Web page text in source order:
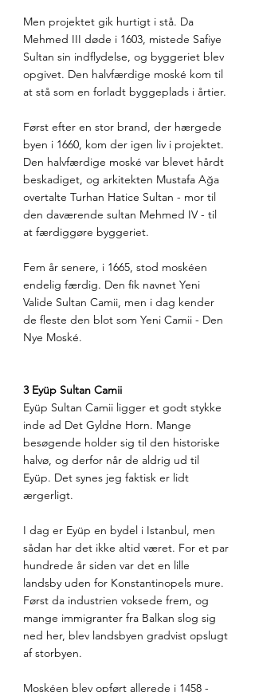
Men projektet gik hurtigt i stå. Da
Mehmed III døde i 1603, mistede Safiye
Sultan sin indflydelse, og byggeriet blev
opgivet. Den halvfærdige moské kom til
at stå som en forladt byggeplads i årtier.
Først efter en stor brand, der hærgede
byen i 1660, kom der igen liv i projektet.
Den halvfærdige moské var blevet hårdt
beskadiget, og arkitekten Mustafa Ağa
overtalte Turhan Hatice Sultan - mor til
den daværende sultan Mehmed IV - til
at færdiggøre byggeriet.
Fem år senere, i 1665, stod moskéen
endelig færdig. Den fik navnet Yeni
Valide Sultan Camii, men i dag kender
de fleste den blot som Yeni Camii - Den
Nye Moské.
3 Eyüp Sultan Camii
Eyüp Sultan Camii ligger et godt stykke
inde ad Det Gyldne Horn. Mange
besøgende holder sig til den historiske
halvø, og derfor når de aldrig ud til
Eyüp. Det synes jeg faktisk er lidt
ærgerligt.
I dag er Eyüp en bydel i Istanbul, men
sådan har det ikke altid været. For et par
hundrede år siden var det en lille
landsby uden for Konstantinopels mure.
Først da industrien voksede frem, og
mange immigranter fra Balkan slog sig
ned her, blev landsbyen gradvist opslugt
af storbyen.
Moskéen blev opført allerede i 1458 -